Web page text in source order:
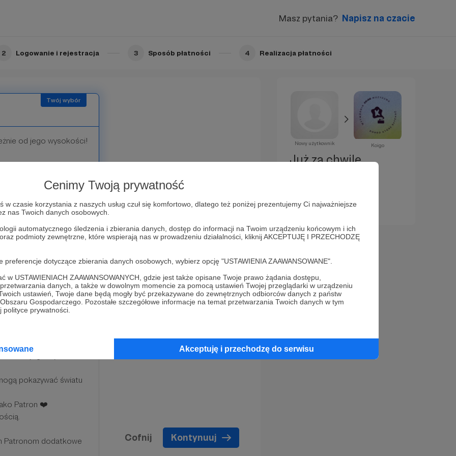
Cenimy Twoją prywatność
w czasie korzystania z naszych usług czuł się komfortowo, dlatego też poniżej prezentujemy Ci najważniejsze
nas Twoich danych osobowych.
automatycznego śledzenia i zbierania danych, dostęp do informacji na Twoim urządzeniu końcowym i ich
podmioty zewnętrzne, które wspierają nas w prowadzeniu działalności, kliknij AKCEPTUJĘ I PRZECHODZĘ
dotyczące zbierania danych osobowych, wybierz opcję "USTAWIENIA ZAAWANSOWANE".
w USTAWIENIACH ZAAWANSOWANYCH, gdzie jest także opisane Twoje prawo żądania dostępu,
danych, a także w dowolnym momencie za pomocą ustawień Twojej przeglądarki w urządzeniu
ustawień, Twoje dane będą mogły być przekazywane do zewnętrznych odbiorców danych z państw
Gospodarczego. Pozostałe szczegółowe informacje na temat przetwarzania Twoich danych w tym
prywatności.
Akceptuję i przechodzę do serwisu
Masz pytania? Napisz na czacie
2 Logowanie i rejestracja 3 Sposób płatności 4 Realizacja płatności
od jego wysokości!
pokazywać światu
Patron ❤️
Patronom dodatkowe
od jego wysokości!
pokazywać światu
Patron ❤️
Patronom dodatkowe
Cofnij Kontynuuj
Nowy użytkownik Koigo
Już za chwilę